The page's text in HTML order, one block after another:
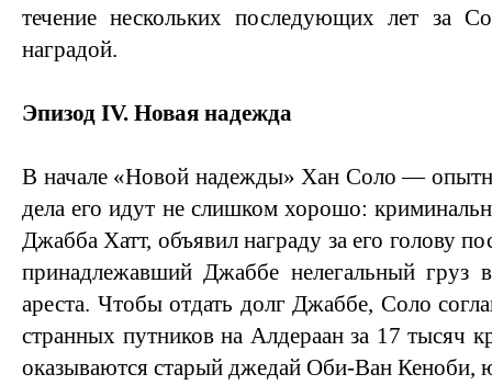
течение нескольких последующих лет за
наградой.
Эпизод IV. Новая надежда
В начале «Новой надежды» Хан Соло —
дела его идут не слишком хорошо:
Джабба Хатт, объявил награду за его голову
принадлежавший Джаббе нелегальный груз
ареста. Чтобы отдать долг Джаббе, Соло
странных путников на Алдераан за 17 тысяч
оказываются старый джедай Оби-Ван